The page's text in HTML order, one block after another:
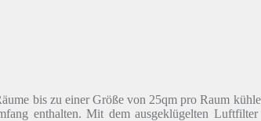
bis zu einer Größe von 25qm pro Raum
enthalten. Mit dem ausgeklügelten